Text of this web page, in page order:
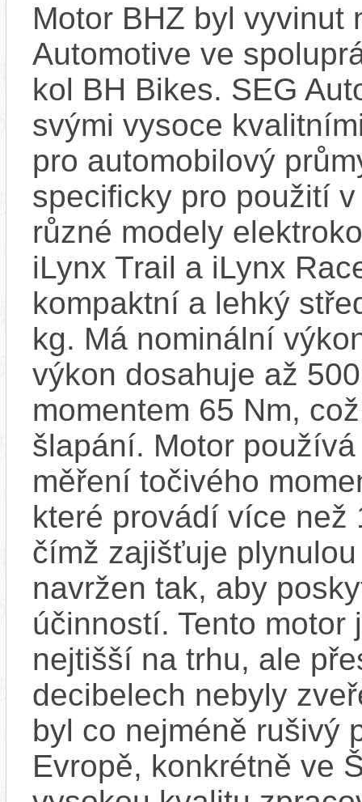
Motor BHZ byl vyvinut
Automotive ve
kol BH Bikes. SEG
svými vysoce
pro automobilový
specificky pro použití
různé modely
iLynx Trail a iLynx
kompaktní a lehký
kg. Má nominální
výkon dosahuje až
momentem 65 Nm,
šlapání. Motor
měření točivého
které provádí více než
čímž zajišťuje
navržen tak, aby
účinností​. Tento
nejtišší na trhu, ale
decibelech nebyly
byl co nejméně rušivý
Evropě, konkrétně ve